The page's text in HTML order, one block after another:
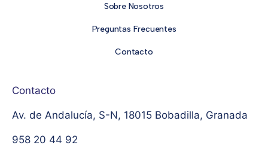
Sobre Nosotros
Preguntas Frecuentes
Contacto
Contacto
Av. de Andalucía, S-N, 18015 Bobadilla, Granada
958 20 44 92